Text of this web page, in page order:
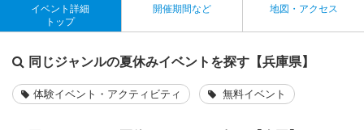
イベント詳細
トップ
開催期間など 地図・アクセス
同じジャンルの夏休みイベントを探す【兵庫県】
体験イベント・アクティビティ 無料イベント